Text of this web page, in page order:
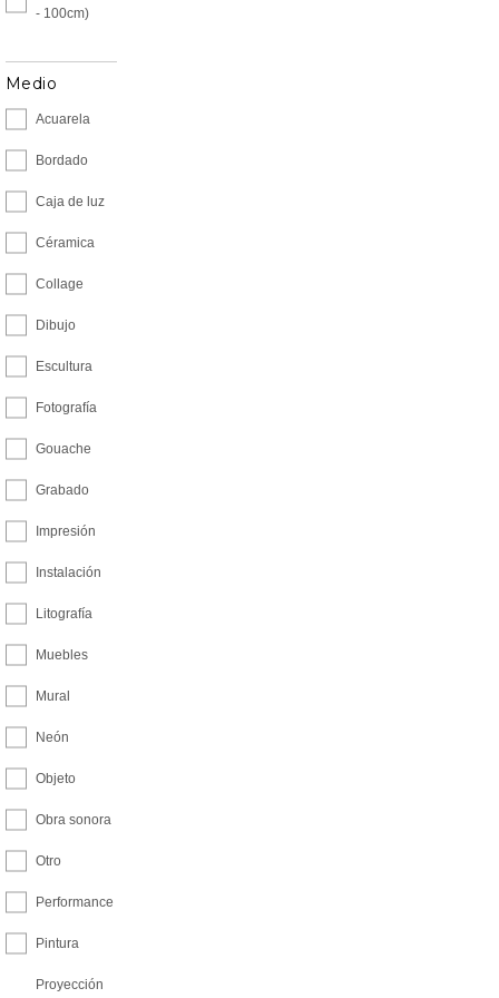
- 100cm)
Medio
Acuarela
Bordado
Caja de luz
Céramica
Collage
Dibujo
Escultura
Fotografía
Gouache
Grabado
Impresión
Instalación
Litografía
Muebles
Mural
Neón
Objeto
Obra sonora
Otro
Performance
Pintura
Proyección